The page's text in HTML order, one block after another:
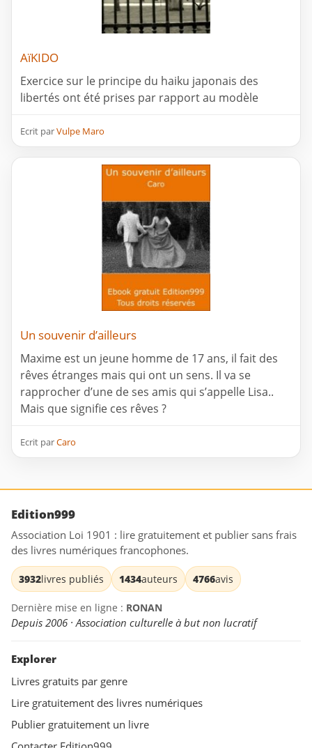
AïKIDO
Exercice sur le principe du haiku japonais des
libertés ont été prises par rapport au modèle
Ecrit parVulpe Maro
Un souvenir d’ailleurs
Maxime est un jeune homme de 17 ans, il fait des
rêves étranges mais qui ont un sens. Il va se
rapprocher d’une de ses amis qui s’appelle Lisa..
Mais que signifie ces rêves ?
Ecrit parCaro
Edition999
Association Loi 1901 : lire gratuitement et publier sans frais
des livres numériques francophones.
3932livres publiés 1434auteurs 4766avis
Dernière mise en ligne : RONAN
Depuis 2006 · Association culturelle à but non lucratif
Explorer
Livres gratuits par genre
Lire gratuitement des livres numériques
Publier gratuitement un livre